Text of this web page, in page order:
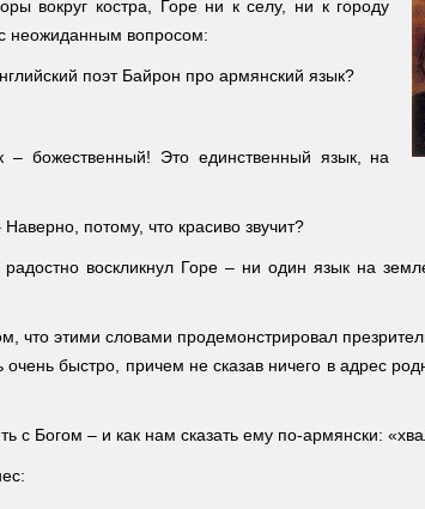
вокруг костра, Горе ни к селу, ни к городу
неожиданным вопросом:
поэт Байрон про армянский язык?
божественный! Это единственный язык, на
потому, что красиво звучит?
воскликнул Горе – ни один язык на
что этими словами продемонстрировал
быстро, причем не сказав ничего в адрес
с Богом – и как нам сказать ему по-армянски: